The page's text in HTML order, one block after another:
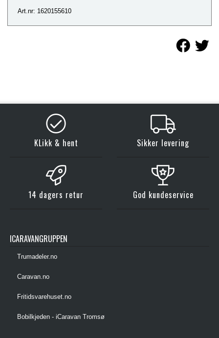
Art.nr: 1620155610
KLikk & hent Sikker levering
14 dagers retur God kundeservice
ICARAVANGRUPPEN
Trumadeler.no
Caravan.no
Fritidsvarehuset.no
Bobilkjeden - iCaravan Tromsø